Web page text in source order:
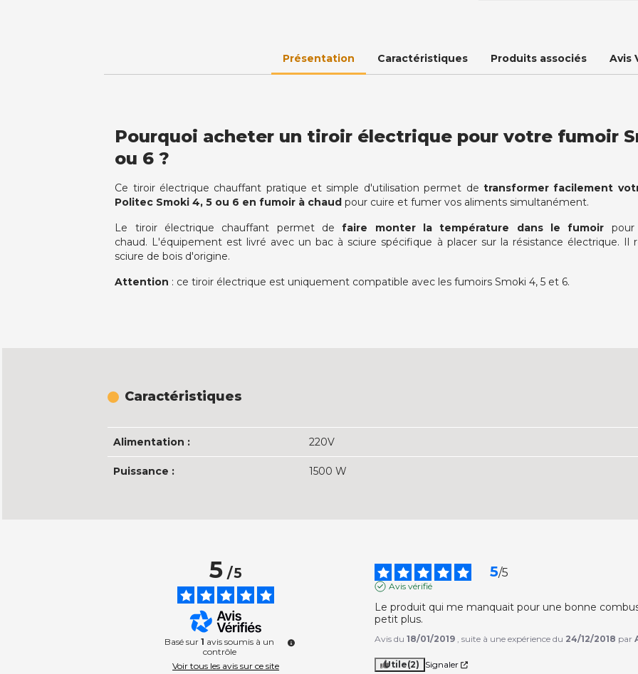
Présentation Caractéristiques Produits associés Avis
Pourquoi acheter un tiroir électrique pour votre fumoir
ou 6 ?
Ce tiroir électrique chauffant pratique et simple d'utilisation permet de transformer facilement
Politec Smoki 4, 5 ou 6 en fumoir à chaud pour cuire et fumer vos aliments simultanément.
Le tiroir électrique chauffant permet defaire monter la température dans le fumoir
chaud. L'équipement est livré avec un bac à sciure spécifique à placer sur la résistance électrique. Il
sciure de bois d'origine.
Attention : ce tiroir électrique est uniquement compatible avec les fumoirs Smoki 4, 5 et 6.
Caractéristiques
Alimentation : 220V
Puissance : 1500 W
5/5
Basé sur1 avis soumis à un
contrôle
Voir tous les avis sur ce site
5/5
Avis vérifié
Le produit qui me manquait pour une bonne
petit plus.
Avis du18/01/2019 , suite à une expérience du 24/12/2018 par
Utile(2) Signaler